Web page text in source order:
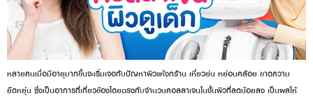
หลายคนเมื่อมีอายุมากขึ้นจะเริ่มเจอกับปัญหาผิวแห้งกร้าน เหี่ยวย่น หย่อนคล้อย ขาดความ
ยืดหยุ่น ซึ่งเป็นอาการที่เกี่ยวข้องโดยตรงกับจำนวนคอลลาเจนในชั้นผิวที่ลดน้อยลง เป็นผลให้